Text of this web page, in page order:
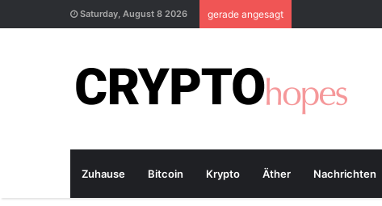
Saturday, August 8 2026 gerade angesagt
Zuhause Bitcoin Krypto Äther Nachrichten